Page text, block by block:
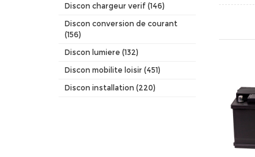
Discon chargeur verif (146)
Discon conversion de courant
(156)
Discon lumiere (132)
Discon mobilite loisir (451)
Discon installation (220)